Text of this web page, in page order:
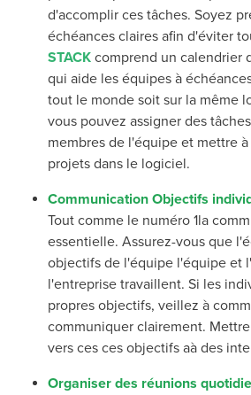
d'accomplir ces tâches. Soyez
échéances claires afin d'éviter
STACK comprend un calendrier
qui aide les équipes à
tout le monde soit sur la même
vous pouvez assigner des
membres de l'équipe et mettre
projets dans le logiciel.
Communication Objectifs
Tout comme le numéro 1la
essentielle. Assurez-vous que
objectifs de l'équipe l'équipe et
l'entreprise travaillent. Si les
propres objectifs, veillez à
communiquer clairement.
vers ces ces objectifs aà des
Organiser des réunions